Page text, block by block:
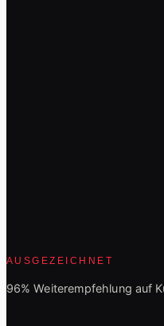
AUSGEZEICHNET
96% Weiterempfehlung auf